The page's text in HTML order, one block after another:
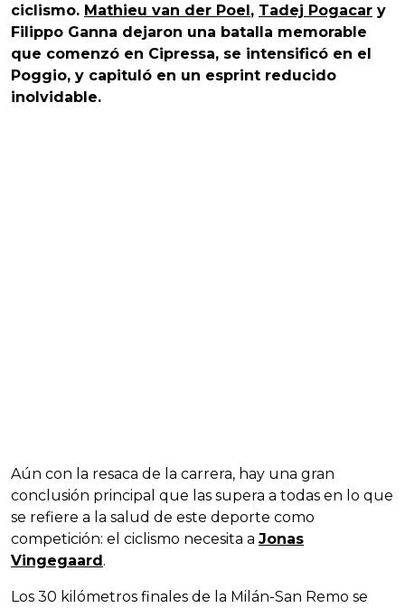
ciclismo. Mathieu van der Poel, Tadej Pogacar y
Filippo Ganna dejaron una batalla memorable
que comenzó en Cipressa, se intensificó en el
Poggio, y capituló en un esprint reducido
inolvidable.
Aún con la resaca de la carrera, hay una gran
conclusión principal que las supera a todas en lo que
se refiere a la salud de este deporte como
competición: el ciclismo necesita a Jonas
Vingegaard.
Los 30 kilómetros finales de la Milán-San Remo se